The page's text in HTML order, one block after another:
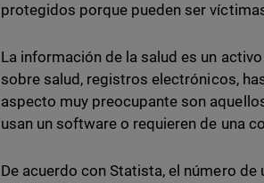
protegidos porque pueden ser
La información de la salud es un
sobre salud, registros electrónicos,
aspecto muy preocupante son
usan un software o requieren de una
De acuerdo con Statista, el número